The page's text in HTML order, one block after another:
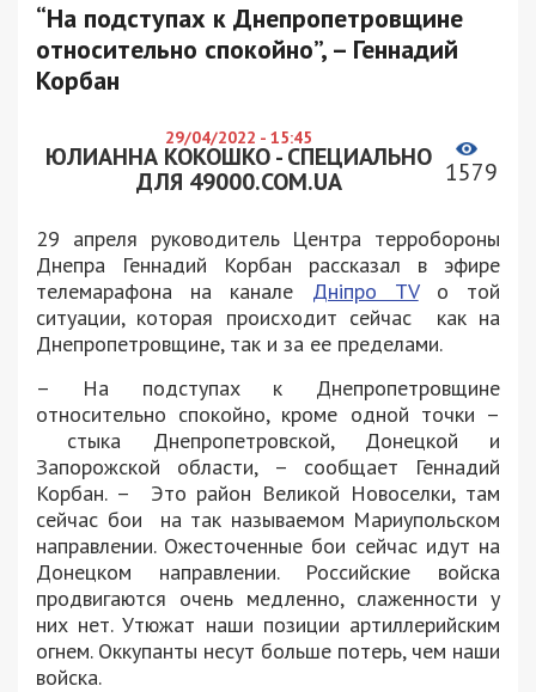
“На подступах к Днепропетровщине
относительно спокойно”, – Геннадий
Корбан
29/04/2022 - 15:45
ЮЛИАННА КОКОШКО - СПЕЦИАЛЬНО
ДЛЯ 49000.COM.UA
1579
29 апреля руководитель Центра терробороны
Днепра Геннадий Корбан рассказал в эфире
телемарафона на канале Дніпро TVо той
ситуации, которая происходит сейчас как на
Днепропетровщине, так и за ее пределами.
– На подступах к Днепропетровщине
относительно спокойно, кроме одной точки –
стыка Днепропетровской, Донецкой и
Запорожской области, – сообщает Геннадий
Корбан. – Это район Великой Новоселки, там
сейчас бои на так называемом Мариупольском
направлении. Ожесточенные бои сейчас идут на
Донецком направлении. Российские войска
продвигаются очень медленно, слаженности у
них нет. Утюжат наши позиции артиллерийским
огнем. Оккупанты несут больше потерь, чем наши
войска.